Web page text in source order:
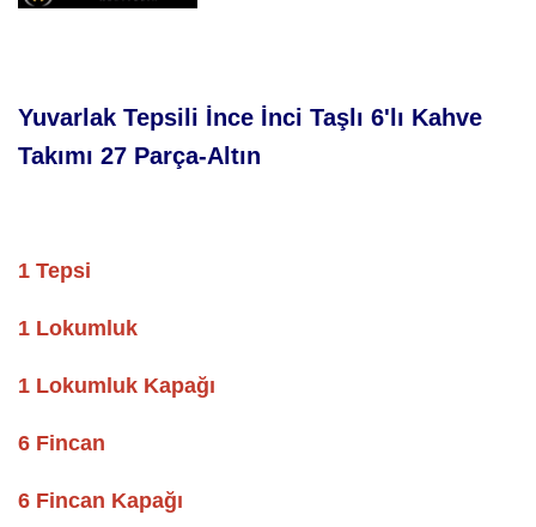
Yuvarlak Tepsili İnce İnci Taşlı 6'lı Kahve
Takımı 27 Parça-Altın
1 Tepsi
1 Lokumluk
1 Lokumluk Kapağı
6 Fincan
6 Fincan Kapağı